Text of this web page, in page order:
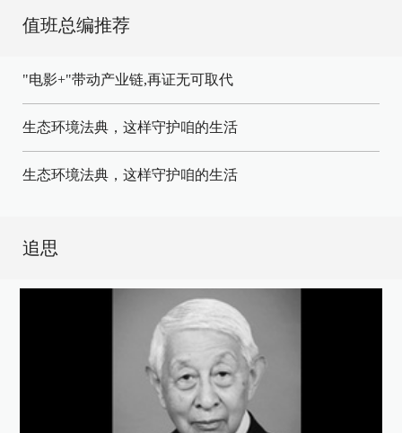
值班总编推荐
"电影+"带动产业链,再证无可取代
生态环境法典，这样守护咱的生活
生态环境法典，这样守护咱的生活
追思